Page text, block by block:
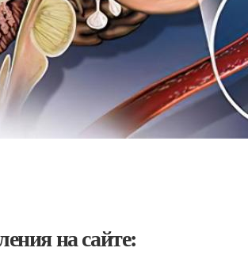
на сайте: